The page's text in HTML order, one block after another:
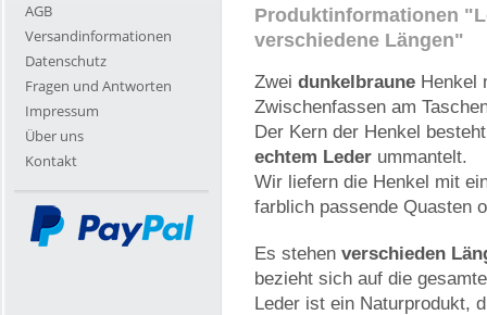
AGB
Versandinformationen
Datenschutz
Fragen und Antworten
Impressum
Über uns
Kontakt
Produktinformationen
verschiedene Längen"
Zwei dunkelbraune Henkel
Zwischenfassen am
Der Kern der Henkel
echtem Leder ummantelt.
Wir liefern die Henkel mit
farblich passende Quasten
Es stehen verschieden
bezieht sich auf die
Leder ist ein Naturprodukt,